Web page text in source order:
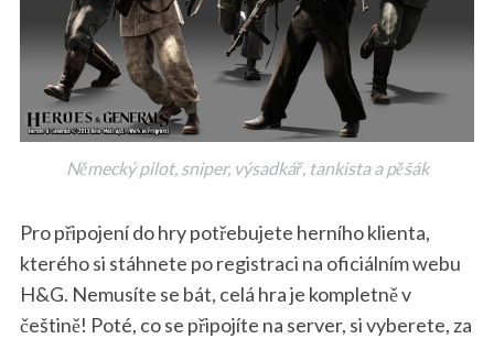
Německý pilot, sniper, výsadkář, tankista a pěšák
Pro připojení do hry potřebujete herního klienta,
kterého si stáhnete po registraci na oficiálním webu
H&G. Nemusíte se bát, celá hra je kompletně v
češtině! Poté, co se připojíte na server, si vyberete, za